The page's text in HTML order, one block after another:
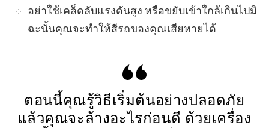
อย่าใช้เคล็ดลับแรงดันสูง หรือขยับเข้าใกล้เกินไปมิ
ฉะนั้นคุณจะทำให้สีรถของคุณเสียหายได้
ตอนนี้คุณรู้วิธีเริ่มต้นอย่างปลอดภัย
แล้วคุณจะล้างอะไรก่อนดี ด้วยเครื่อง